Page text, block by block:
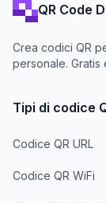
QR Code
Crea codici QR
personale. Gratis
Tipi di codice
Codice QR URL
Codice QR WiFi